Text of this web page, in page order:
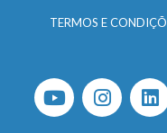
TERMOS E